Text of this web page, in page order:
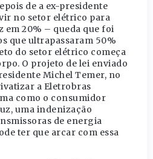
de a ex-presidente
no setor elétrico para
em 20% – queda que foi
que ultrapassaram 50%
do setor elétrico começa
O projeto de lei enviado
Michel Temer, no
a Eletrobras
como o consumidor
uma indenização
de energia
ter que arcar com essa